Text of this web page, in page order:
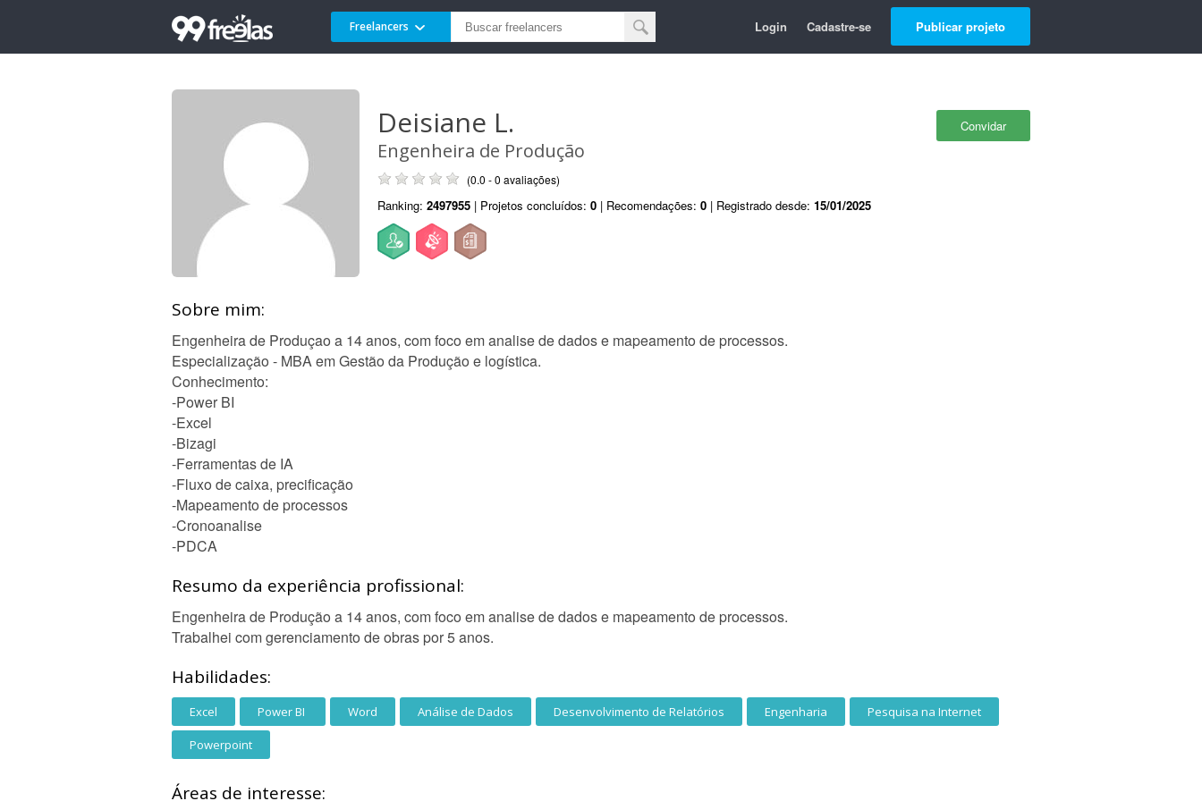
Freelancers Login Cadastre-se Publicar projeto
Convidar
Deisiane L.
Engenheira de Produção
(0.0 - 0 avaliações)
Ranking: 2497955 | Projetos concluídos: 0 | Recomendações: 0 | Registrado desde: 15/01/2025
Sobre mim:
Engenheira de Produçao a 14 anos, com foco em analise de dados e mapeamento de processos.
Especialização - MBA em Gestão da Produção e logística.
Conhecimento:
-Power BI
-Excel
-Bizagi
-Ferramentas de IA
-Fluxo de caixa, precificação
-Mapeamento de processos
-Cronoanalise
-PDCA
Resumo da experiência profissional:
Engenheira de Produção a 14 anos, com foco em analise de dados e mapeamento de processos.
Trabalhei com gerenciamento de obras por 5 anos.
Habilidades:
Excel Power BI Word Análise de Dados Desenvolvimento de Relatórios Engenharia Pesquisa na Internet
Powerpoint
Áreas de interesse: